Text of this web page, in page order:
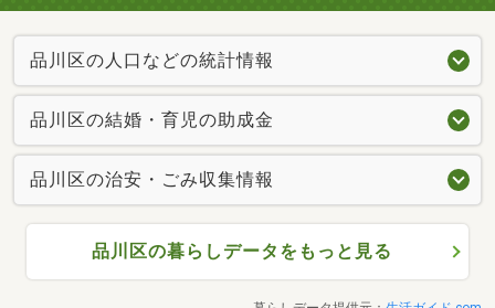
品川区の人口などの統計情報
品川区の結婚・育児の助成金
品川区の治安・ごみ収集情報
品川区の暮らしデータをもっと見る